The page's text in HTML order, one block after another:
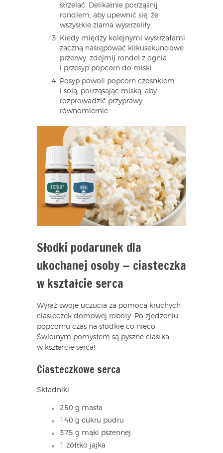
strzelać. Delikatnie potrząśnij
rondlem, aby upewnić się, że
wszystkie ziarna wystrzeliły.
Kiedy między kolejnymi wystrzałami
zaczną następować kilkusekundowe
przerwy, zdejmij rondel z ognia
i przesyp popcorn do miski.
Posyp powoli popcorn czosnkiem
i solą, potrząsając miską, aby
rozprowadzić przyprawy
równomiernie.
Słodki podarunek dla
ukochanej osoby — ciasteczka
w kształcie serca
Wyraź swoje uczucia za pomocą kruchych
ciasteczek domowej roboty. Po zjedzeniu
popcornu czas na słodkie co nieco.
Świetnym pomysłem są pyszne ciastka
w kształcie serca!
Ciasteczkowe serca
Składniki:
250 g masła
140 g cukru pudru
375 g mąki pszennej
1 żółtko jajka